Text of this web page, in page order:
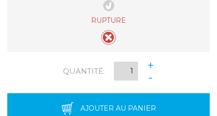
RUPTURE
QUANTITÉ:
+
-
AJOUTER AU PANIER